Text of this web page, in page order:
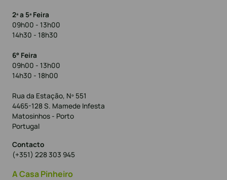
2ª a 5ª Feira
09h00 - 13h00
14h30 - 18h30
6° Feira
09h00 - 13h00
14h30 - 18h00
Rua da Estação, Nº 551
4465-128 S. Mamede Infesta
Matosinhos - Porto
Portugal
Contacto
(+351) 228 303 945
A Casa Pinheiro